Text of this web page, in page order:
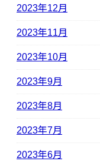
2023年12月
2023年11月
2023年10月
2023年9月
2023年8月
2023年7月
2023年6月